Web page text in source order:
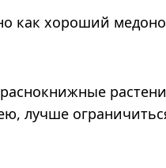
как хороший
лучше